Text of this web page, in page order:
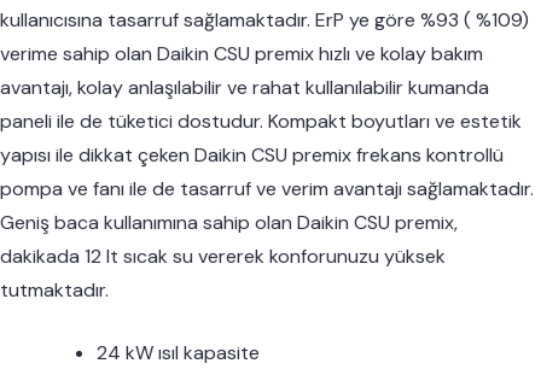
kullanıcısına tasarruf sağlamaktadır. ErP ye göre %93 ( %109)
verime sahip olan Daikin CSU premix hızlı ve kolay bakım
avantajı, kolay anlaşılabilir ve rahat kullanılabilir kumanda
paneli ile de tüketici dostudur. Kompakt boyutları ve estetik
yapısı ile dikkat çeken Daikin CSU premix frekans kontrollü
pompa ve fanı ile de tasarruf ve verim avantajı sağlamaktadır.
Geniş baca kullanımına sahip olan Daikin CSU premix,
dakikada 12 lt sıcak su vererek konforunuzu yüksek
tutmaktadır.
24 kW ısıl kapasite